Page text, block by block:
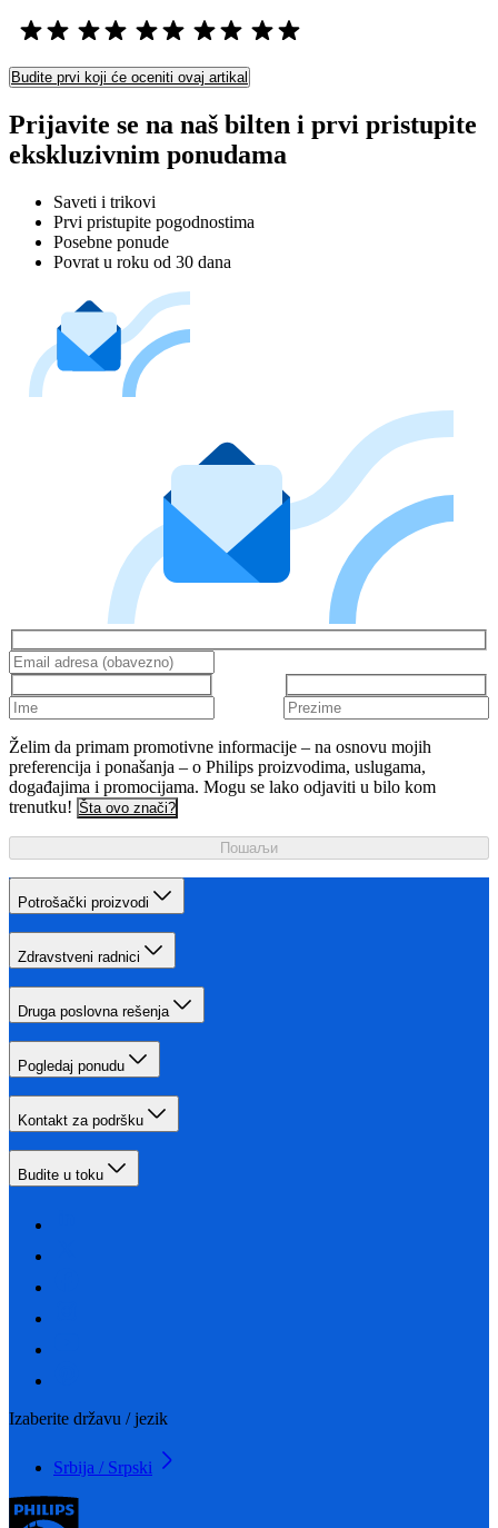
Budite prvi koji će oceniti ovaj artikal
Prijavite se na naš bilten i prvi pristupite
ekskluzivnim ponudama
Saveti i trikovi
Prvi pristupite pogodnostima
Posebne ponude
Povrat u roku od 30 dana
Želim da primam promotivne informacije – na osnovu mojih
preferencija i ponašanja – o Philips proizvodima, uslugama,
događajima i promocijama. Mogu se lako odjaviti u bilo kom
trenutku! Šta ovo znači?
Пошаљи
Potrošački proizvodi
Zdravstveni radnici
Druga poslovna rešenja
Pogledaj ponudu
Kontakt za podršku
Budite u toku
Izaberite državu / jezik
Srbija / Srpski